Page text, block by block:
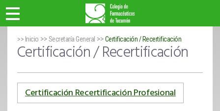
>> Inicio >>Secretaría General >>Certificación / Recertificación
Certificación / Recertificación
Certificación Recertificación Profesional